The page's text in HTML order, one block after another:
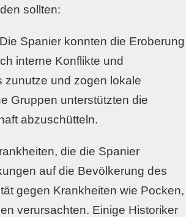
sollten:
Spanier konnten die Eroberung
interne Konflikte und
zunutze und zogen lokale
Gruppen unterstützten die
abzuschütteln.
die die Spanier
auf die Bevölkerung des
gegen Krankheiten wie Pocken,
verursachten. Einige Historiker